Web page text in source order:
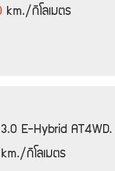
km./กิโลเมตร
E-Hybrid AT4WD.
km./กิโลเมตร